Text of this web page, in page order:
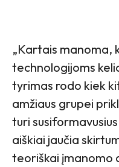
„Kartais manoma,
technologijoms
tyrimas rodo kiek
amžiaus grupei
turi
aiškiai jaučia
teoriškai įmanomo